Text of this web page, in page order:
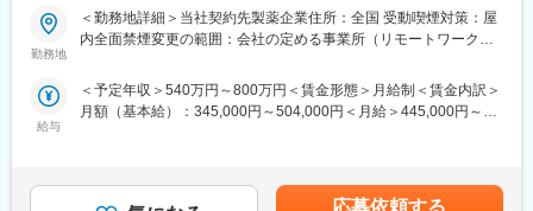
PJTも紹介可能、また過去には、10年ほどブランクのある50代の
方のご支援の実績もあるなど選考の合格率も高いです。
としてパフォーマンスが高い場合は50代の方でも正社員への転換
もあります。契約の更新についても著しく業務態度が悪い／業績
先を探します。また、過去営業成績の優秀な方ではメーカー登用
の実績もあります。
当社は「ひとり一人の資質向上とありたい姿の実現を」という方
針を掲げ、育成プログラムの充実やMRのフォロー体制に力を入れ
■当社の魅力：
(1)充実した教育体制：
専門領域プログラムにチャレンジできます。本プログラムでは集
勤務地
＜勤務地詳細＞当社契約先製薬企業住所：全国 受動喫煙対策：屋
内全面禁煙変更の範囲：会社の定める事業所（リモートワーク含
給与
＜予定年収＞540万円～800万円＜賃金形態＞月給制＜賃金内訳＞
月額（基本給）：345,000円～504,000円＜月給＞445,000円～
す。※その他の手当は「待遇・福利厚生」欄をご参照ください。昇
応募依頼する